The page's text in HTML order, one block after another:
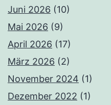
Juni 2026 (10)
Mai 2026 (9)
April 2026 (17)
März 2026 (2)
November 2024 (1)
Dezember 2022 (1)